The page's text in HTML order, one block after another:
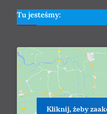
Tu jesteśmy:
Kliknij, żeby